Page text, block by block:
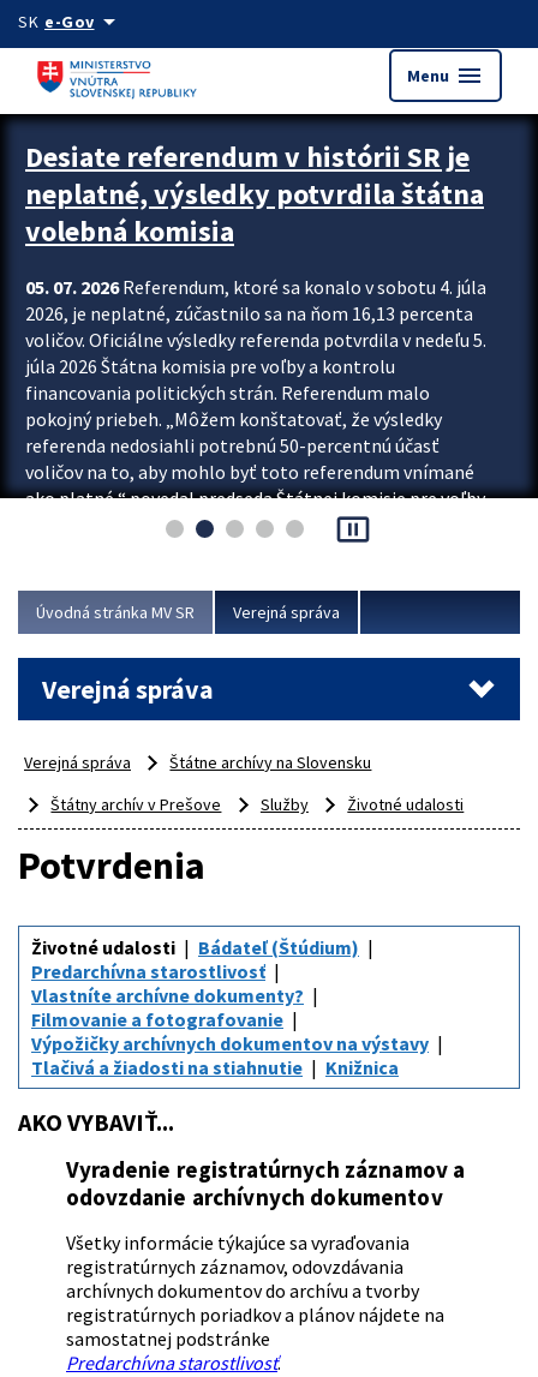
Preskocit na hlavný obsah
SK e-Govarrow_drop_down
Menu menu
Zastavit automatický posun upútavok
Desiate referendum v histórii SR je
neplatné, výsledky potvrdila štátna
volebná komisia
05. 07. 2026Referendum, ktoré sa konalo v sobotu 4. júla
2026, je neplatné, zúčastnilo sa na ňom 16,13 percenta
voličov. Oficiálne výsledky referenda potvrdila v nedeľu 5.
júla 2026 Štátna komisia pre voľby a kontrolu
financovania politických strán. Referendum malo
pokojný priebeh. „Môžem konštatovať, že výsledky
referenda nedosiahli potrebnú 50-percentnú účasť
voličov na to, aby mohlo byť toto referendum vnímané
ako platné,“ povedal predseda Štátnej komisie pre voľby
a kontrolu financovania politických...
pause_presentation
Úvodná stránka MV SR Verejná správa
Verejná správa
Verejná správa
Štátne archívy na Slovensku
Štátny archív v Prešove
Služby Životné udalosti
Potvrdenia
Životné udalosti
Bádateľ (Štúdium)
Predarchívna starostlivosť
Vlastníte archívne dokumenty?
Filmovanie a fotografovanie
Výpožičky archívnych dokumentov na výstavy
Tlačivá a žiadosti na stiahnutie
Knižnica
AKO VYBAVIŤ...
Vyradenie registratúrnych záznamov a
odovzdanie archívnych dokumentov
Všetky informácie týkajúce sa vyraďovania
registratúrnych záznamov, odovzdávania
archívnych dokumentov do archívu a tvorby
registratúrnych poriadkov a plánov nájdete na
samostatnej podstránke
Predarchívna starostlivosť.